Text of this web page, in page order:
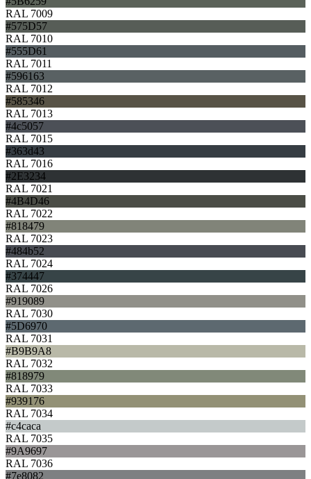
RAL 7009
#575D57
RAL 7010
#555D61
RAL 7011
#596163
RAL 7012
#585346
RAL 7013
#4c5057
RAL 7015
#363d43
RAL 7016
#2E3234
RAL 7021
#4B4D46
RAL 7022
#818479
RAL 7023
#484b52
RAL 7024
#374447
RAL 7026
#919089
RAL 7030
#5D6970
RAL 7031
#B9B9A8
RAL 7032
#818979
RAL 7033
#939176
RAL 7034
#c4caca
RAL 7035
#9A9697
RAL 7036
#7e8082